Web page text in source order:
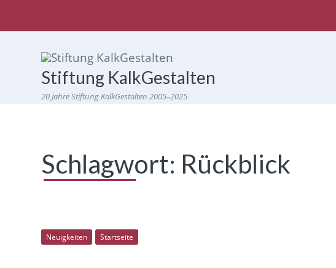
Stiftung KalkGestalten
20 Jahre Stiftung KalkGestalten 2005–2025
Schlagwort: Rückblick
Neuigkeiten Startseite